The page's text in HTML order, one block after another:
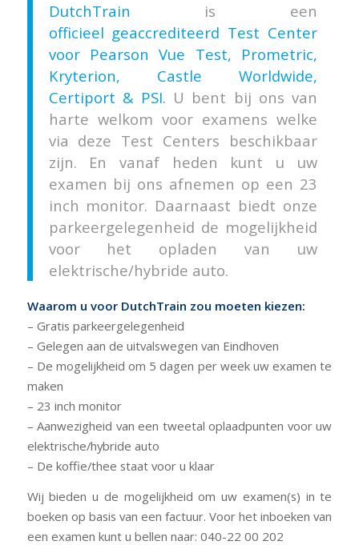
DutchTrain is een
officieel geaccrediteerd Test Center
voor Pearson Vue Test, Prometric,
Kryterion, Castle Worldwide,
Certiport & PSI. U bent bij ons van
harte welkom voor examens welke
via deze Test Centers beschikbaar
zijn. En vanaf heden kunt u uw
examen bij ons afnemen op een 23
inch monitor. Daarnaast biedt onze
parkeergelegenheid de mogelijkheid
voor het opladen van uw
elektrische/hybride auto.
Waarom u voor DutchTrain zou moeten kiezen:
– Gratis parkeergelegenheid
– Gelegen aan de uitvalswegen van Eindhoven
– De mogelijkheid om 5 dagen per week uw examen te
maken
– 23 inch monitor
– Aanwezigheid van een tweetal oplaadpunten voor uw
elektrische/hybride auto
– De koffie/thee staat voor u klaar
Wij bieden u de mogelijkheid om uw examen(s) in te
boeken op basis van een factuur. Voor het inboeken van
een examen kunt u bellen naar: 040-22 00 202